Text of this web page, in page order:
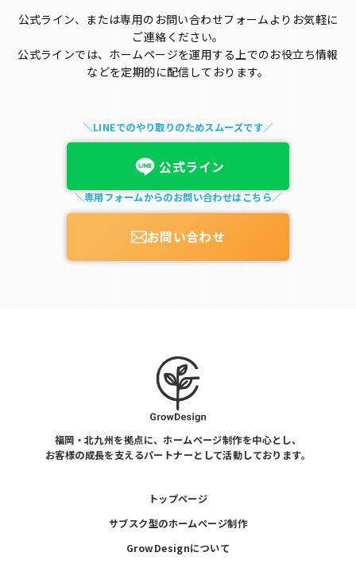
公式ライン、または専用のお問い合わせフォームよりお気軽に
ご連絡ください。
公式ラインでは、ホームページを運用する上でのお役立ち情報
などを定期的に配信しております。
＼LINEでのやり取りのためスムーズです／
公式ライン
＼専用フォームからのお問い合わせはこちら／
お問い合わせ
福岡・北九州を拠点に、ホームページ制作を中心とし、
お客様の成長を支えるパートナーとして活動しております。
トップページ
サブスク型のホームページ制作
GrowDesignについて